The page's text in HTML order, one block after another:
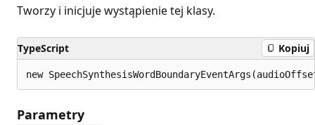
Tworzy i inicjuje wystąpienie tej klasy.
TypeScript Kopiuj
new
Parametry